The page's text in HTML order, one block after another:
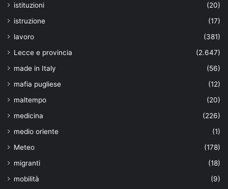
istituzioni
(20)
istruzione
(17)
lavoro
(381)
Lecce e provincia
(2.647)
made in Italy
(56)
mafia pugliese
(12)
maltempo
(20)
medicina
(226)
medio oriente
(1)
Meteo
(178)
migranti
(18)
mobilità
(9)